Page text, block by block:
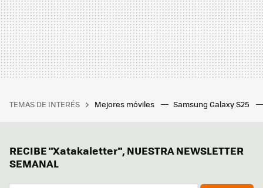
TEMAS DE INTERÉS Mejores móviles Samsung Galaxy S25
RECIBE "Xatakaletter", NUESTRA NEWSLETTER
SEMANAL